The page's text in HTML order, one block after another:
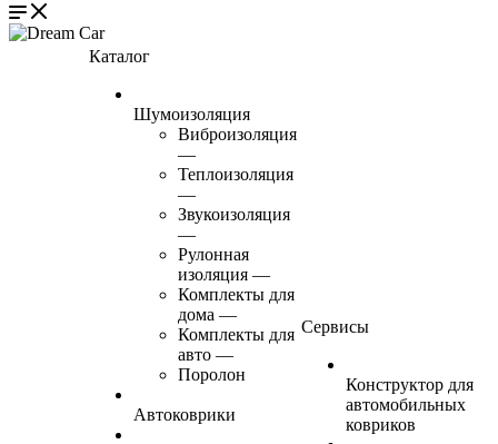
Каталог
Шумоизоляция
Виброизоляция
—
Теплоизоляция
—
Звукоизоляция
—
Рулонная
изоляция —
Комплекты для
дома —
Комплекты для
авто —
Поролон
Автоковрики
Сервисы
Конструктор для
автомобильных
ковриков